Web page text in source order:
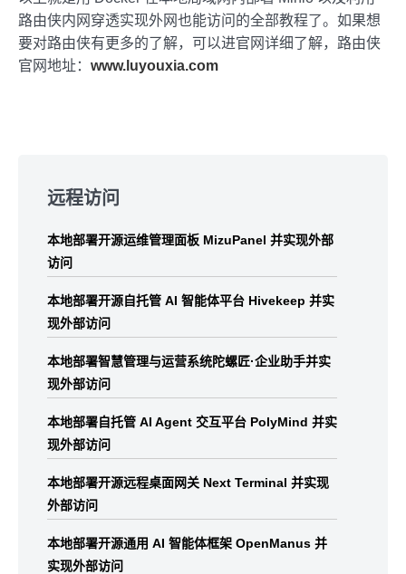
路由侠内网穿透实现外网也能访问的全部教程了。如果想
要对路由侠有更多的了解，可以进官网详细了解，路由侠
官网地址： www.luyouxia.com
footer
远程访问
本地部署开源运维管理面板 MizuPanel 并实现外部
访问
本地部署开源自托管 AI 智能体平台 Hivekeep 并实
现外部访问
本地部署智慧管理与运营系统陀螺匠·企业助手并实
现外部访问
本地部署自托管 AI Agent 交互平台 PolyMind 并实
现外部访问
本地部署开源远程桌面网关 Next Terminal 并实现
外部访问
本地部署开源通用 AI 智能体框架 OpenManus 并
实现外部访问